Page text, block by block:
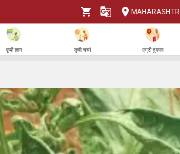
कृषी ज्ञान कृषी चर्चा एग्री दुकान